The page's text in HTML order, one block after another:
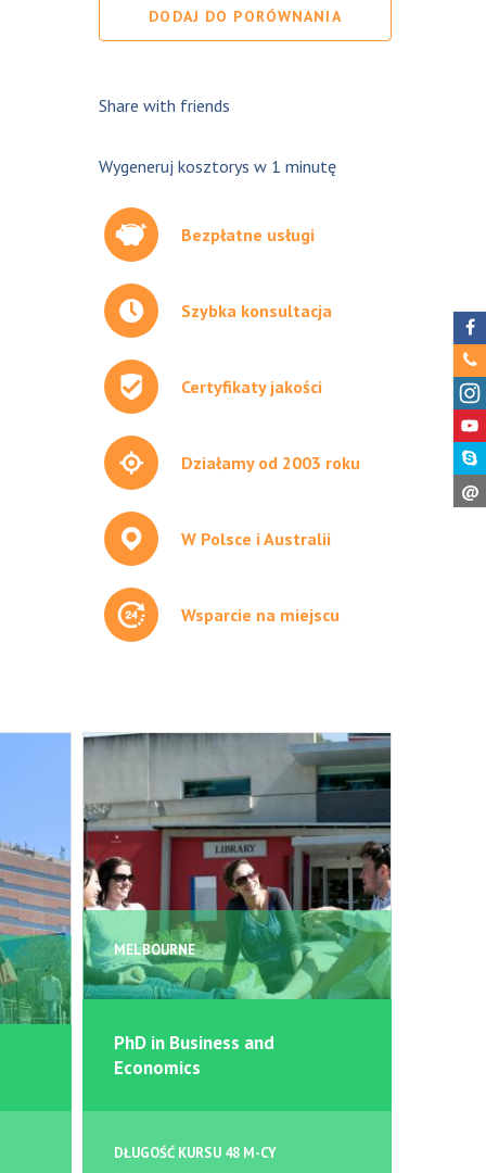
DODAJ DO PORÓWNANIA
Share with friends
Wygeneruj kosztorys w 1 minutę
Bezpłatne usługi
Szybka konsultacja
Certyfikaty jakości
Działamy od 2003 roku
W Polsce i Australii
Wsparcie na miejscu
MELBOURNE
PhD in Business and
Economics
DŁUGOŚĆ KURSU 48 M-CY
@